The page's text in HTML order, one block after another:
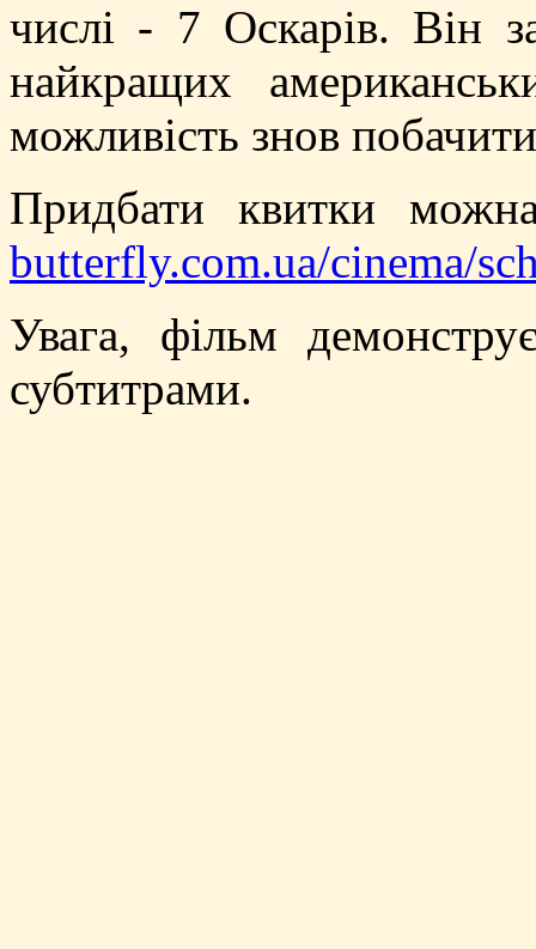
числі - 7 Оскарів. Він
найкращих
можливість знов
Придбати квитки
butterfly.com.ua/cinema/
Увага, фільм
субтитрами.